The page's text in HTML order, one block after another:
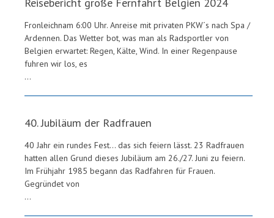
Fronleichnam 6:00 Uhr. Anreise mit privaten PKW´s nach Spa /
Ardennen. Das Wetter bot, was man als Radsportler von
Belgien erwartet: Regen, Kälte, Wind. In einer Regenpause
fuhren wir los, es
...
40. Jubiläum der Radfrauen
40 Jahr ein rundes Fest… das sich feiern lässt. 23 Radfrauen
hatten allen Grund dieses Jubiläum am 26./27. Juni zu feiern.
Im Frühjahr 1985 begann das Radfahren für Frauen.
Gegründet von
...